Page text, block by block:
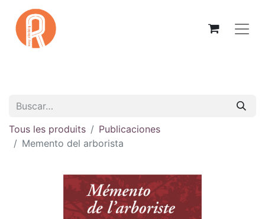
Tous les produits
Publicaciones
Memento del arborista